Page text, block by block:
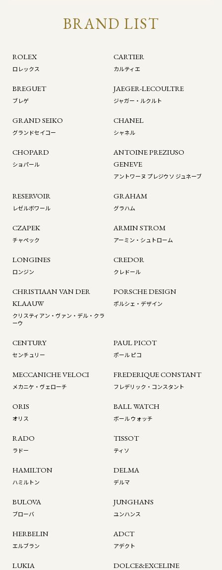
BRAND LIST
ROLEX
ロレックス
CARTIER
カルティエ
BREGUET
ブレゲ
JAEGER-LECOULTRE
ジャガー・ルクルト
GRAND SEIKO
グランドセイコー
CHANEL
シャネル
CHOPARD
ショパール
ANTOINE PREZIUSO
GENEVE
アントワーヌ プレジウソ ジュネーブ
RESERVOIR
レゼルボワール
GRAHAM
グラハム
CZAPEK
チャペック
ARMIN STROM
アーミン・シュトローム
LONGINES
ロンジン
CREDOR
クレドール
CHRISTIAAN VAN DER
KLAAUW
クリスティアン・ヴァン・デル・クラ
ーウ
PORSCHE DESIGN
ポルシェ・デザイン
CENTURY
センチュリー
PAUL PICOT
ポール ピコ
MECCANICHE VELOCI
メカニケ・ヴェローチ
FREDERIQUE CONSTANT
フレデリック・コンスタント
ORIS
オリス
BALL WATCH
ボール ウォッチ
RADO
ラドー
TISSOT
ティソ
HAMILTON
ハミルトン
DELMA
デルマ
BULOVA
ブローバ
JUNGHANS
ユンハンス
HERBELIN
エルブラン
ADCT
アデクト
LUKIA DOLCE&EXCELINE